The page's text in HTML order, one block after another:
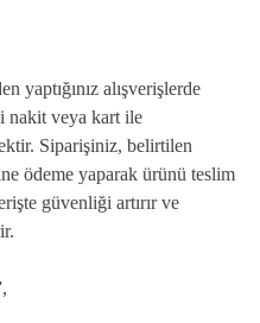
yaptığınız alışverişlerde
nakit veya kart ile
Siparişiniz, belirtilen
ödeme yaparak ürünü teslim
güvenliği artırır ve